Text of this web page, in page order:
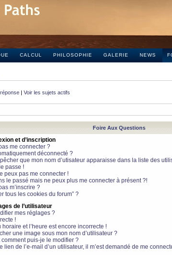
CALCUL PHILOSOPHIE GALERIE NEWS
| Voir les sujets actifs
Foire Aux Questions
et d’inscription
me connecter ?
déconnecté ?
que mon nom d’utisateur apparaisse dans la liste des
passe !
peux pas me connecter !
le passé mais ne peux plus me connecter à présent ?!
m’inscrire ?
tous les cookies du forum” ?
de l’utilisateur
mes réglages ?
!
horaire et l’heure est encore incorrecte !
une image sous mon nom d’utilisateur ?
puis-je le modifier ?
lien de l’e-mail d’un utilisateur, il m’est demandé de me